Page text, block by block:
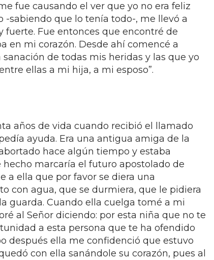
fue causando el ver que yo no era feliz
sabiendo que lo tenía todo-, me llevó a
fuerte. Fue entonces que encontré de
en mi corazón. Desde ahí comencé a
de todas mis heridas y las que yo
ellas a mi hija, a mi esposo”.
años de vida cuando recibió el llamado
ayuda. Era una antigua amiga de la
hace algún tiempo y estaba
marcaría el futuro apostolado de
a ella que por favor se diera una
con agua, que se durmiera, que le pidiera
guarda. Cuando ella cuelga tomé a mi
al Señor diciendo: por esta niña que no te
a esta persona que te ha ofendido
después ella me confidenció que estuvo
con ella sanándole su corazón, pues al